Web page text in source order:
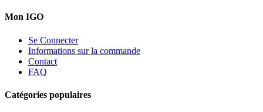
Mon IGO
Se Connecter
Informations sur la commande
Contact
FAQ
Catégories populaires